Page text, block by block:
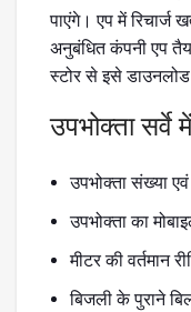
पाएंगे। एप में रिचार्ज
अनुबंधित कंपनी एप
स्टोर से इसे
उपभोक्ता सर्वे
उपभोक्ता संख्या एवं
उपभोक्ता का
मीटर की वर्तमान
बिजली के पुराने